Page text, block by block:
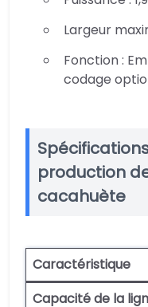
Largeur
Fonction :
codage
production
cacahuète
Caractéristique
Capacité de la